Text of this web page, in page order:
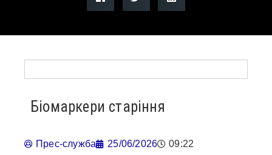
Біомаркери старіння
Прес-служба 25/06/2026 09:22